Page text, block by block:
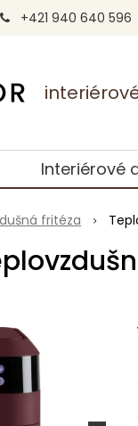
+421 940 640 596
Interiérové
fritéza